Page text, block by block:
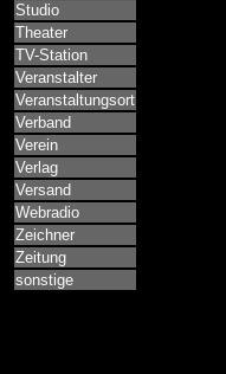
Studio
Theater
TV-Station
Veranstalter
Veranstaltungsort
Verband
Verein
Verlag
Versand
Webradio
Zeichner
Zeitung
sonstige